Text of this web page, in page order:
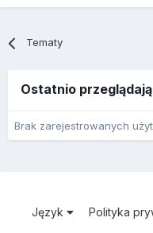
Tematy
Ostatnio
Brak zarejestrowanych
Język Polityka